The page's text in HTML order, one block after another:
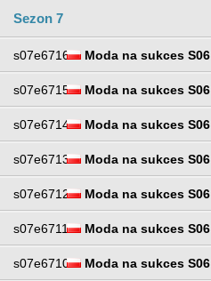
Sezon 7
s07e6716 Moda na sukces S06
s07e6715 Moda na sukces S06
s07e6714 Moda na sukces S06
s07e6713 Moda na sukces S06
s07e6712 Moda na sukces S06
s07e6711 Moda na sukces S06
s07e6710 Moda na sukces S06